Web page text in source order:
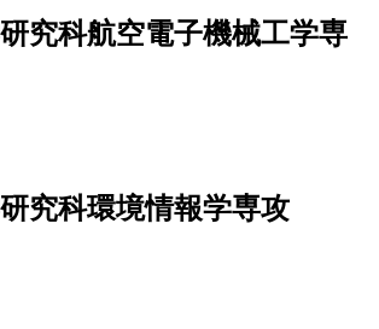
究科航空電子機械工学専
究科環境情報学専攻